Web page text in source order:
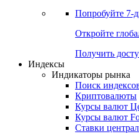
Попробуйте 7-
Откройте
Получить
Индексы
Индикаторы рынка
Поиск
Криптовалюты
Курсы валют
Курсы валют
Ставки